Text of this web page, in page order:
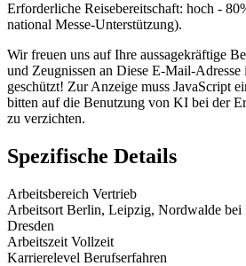
Erforderliche Reisebereitschaft: hoch -
national Messe-Unterstützung).
Wir freuen uns auf Ihre aussagekräftige
und Zeugnissen an Diese E-Mail-Adresse
geschützt! Zur Anzeige muss JavaScript
bitten auf die Benutzung von KI bei der
zu verzichten.
Spezifische Details
Arbeitsbereich Vertrieb
Arbeitsort Berlin, Leipzig, Nordwalde bei
Dresden
Arbeitszeit Vollzeit
Karrierelevel Berufserfahren